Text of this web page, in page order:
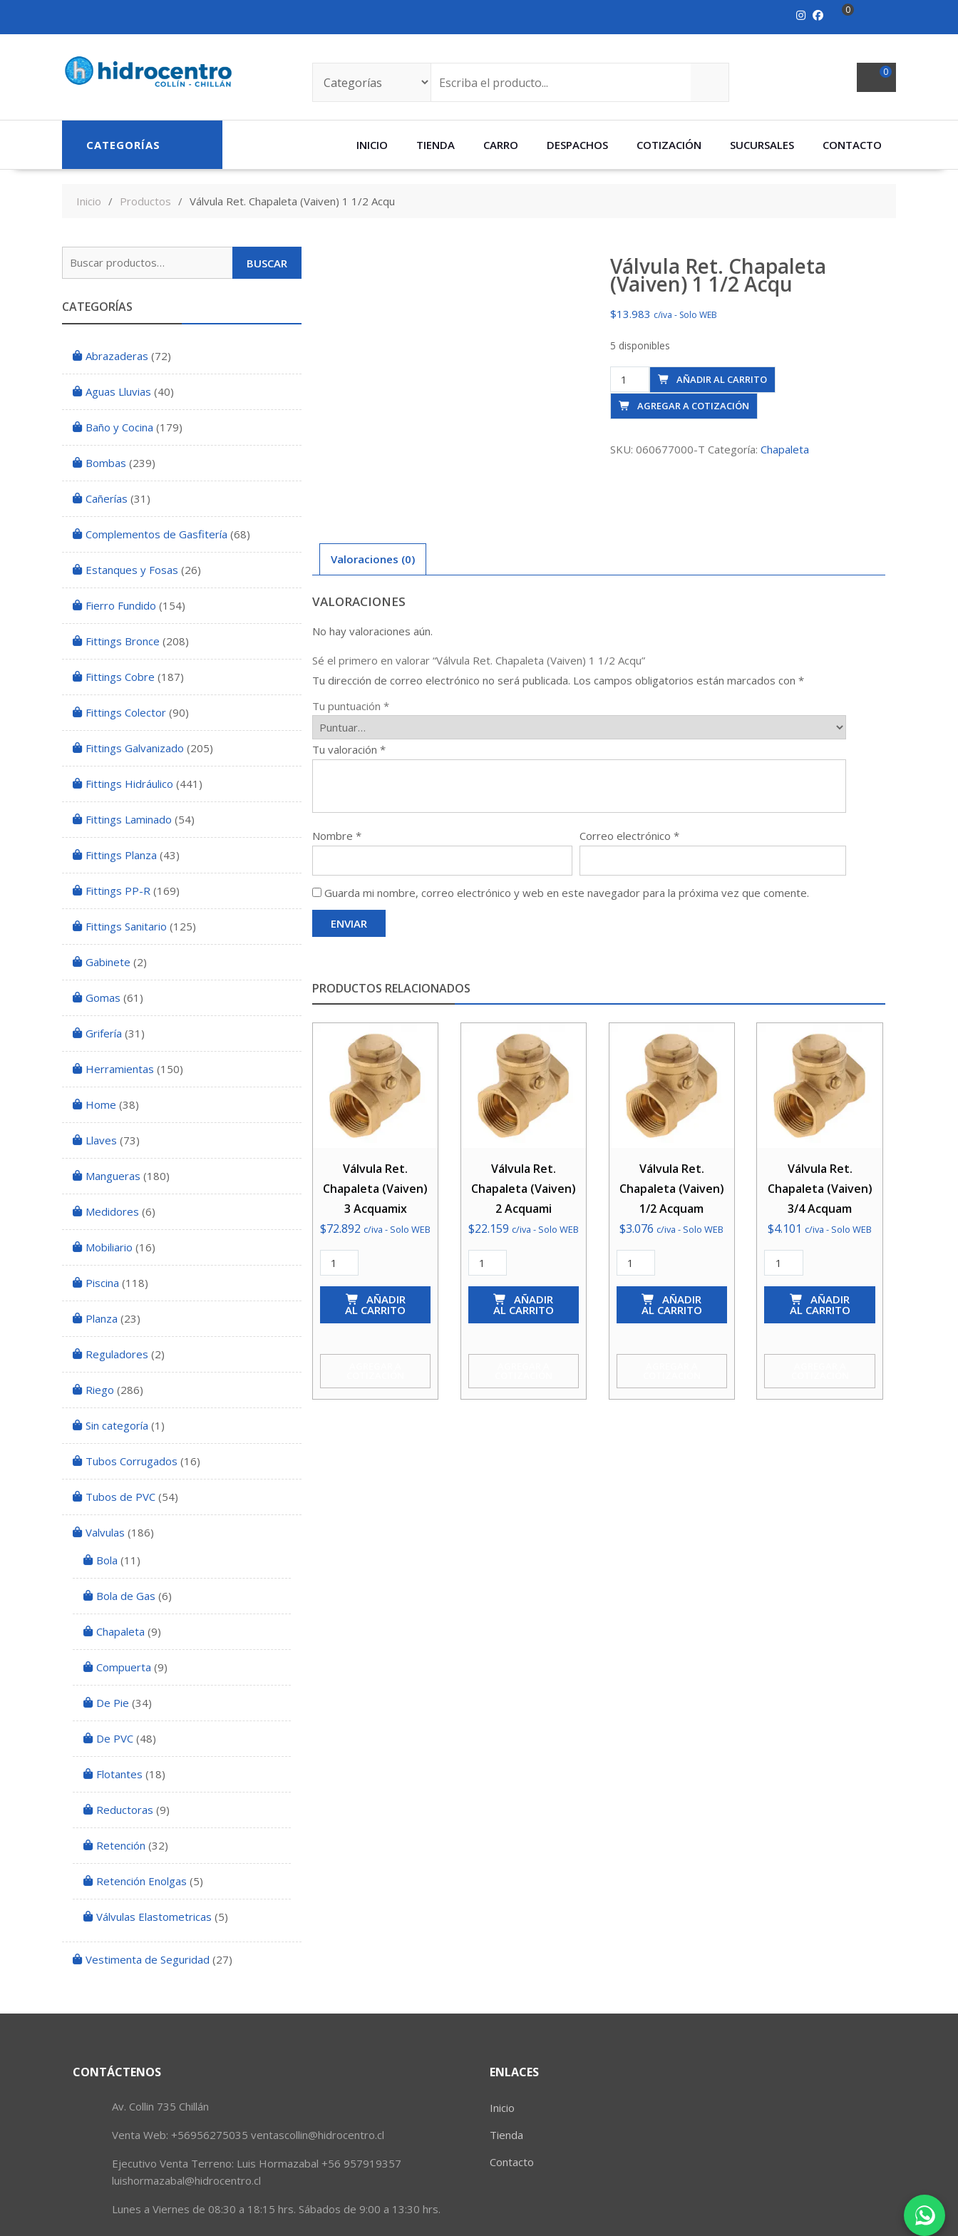
0
0
CATEGORÍAS INICIO TIENDA CARRO DESPACHOS COTIZACIÓN SUCURSALES CONTACTO
Inicio Productos Válvula Ret. Chapaleta (Vaiven) 1 1/2 Acqu
Válvula Ret. Chapaleta
(Vaiven) 1 1/2 Acqu
$13.983 c/iva - Solo WEB
5 disponibles
Válvula
Ret.
Chapaleta
1
AÑADIR AL CARRITO
AGREGAR A COTIZACIÓN
SKU:060677000-T Categoría:Chapaleta
Valoraciones (0)
VALORACIONES
No hay valoraciones aún.
Sé el primero en valorar “Válvula Ret. Chapaleta (Vaiven) 1 1/2 Acqu”
Tu dirección de correo electrónico no será publicada. Los campos obligatorios están marcados con *
Tu puntuación *
Tu valoración *
Nombre * Correo electrónico *
Guarda mi nombre, correo electrónico y web en este navegador para la próxima vez que comente.
PRODUCTOS RELACIONADOS
Válvula Ret.
Chapaleta (Vaiven)
3 Acquamix
$72.892 c/iva - Solo WEB
Válvula
Ret.
Chapaleta
Acquamix
AÑADIR
AL CARRITO
Válvula Ret.
Chapaleta (Vaiven)
2 Acquami
$22.159 c/iva - Solo WEB
Válvula
Ret.
Chapaleta
Acquami
AÑADIR
AL CARRITO
Válvula Ret.
Chapaleta (Vaiven)
1/2 Acquam
$3.076 c/iva - Solo WEB
Válvula
Ret.
Chapaleta
Acquam
AÑADIR
AL CARRITO
Válvula Ret.
Chapaleta (Vaiven)
3/4 Acquam
$4.101 c/iva - Solo WEB
Válvula
Ret.
Chapaleta
Acquam
AÑADIR
AL CARRITO
BUSCAR
CATEGORÍAS
Abrazaderas (72)
Aguas Lluvias (40)
Baño y Cocina (179)
Bombas (239)
Cañerías (31)
Complementos de Gasfitería (68)
Estanques y Fosas (26)
Fierro Fundido (154)
Fittings Bronce (208)
Fittings Cobre (187)
Fittings Colector (90)
Fittings Galvanizado (205)
Fittings Hidráulico (441)
Fittings Laminado (54)
Fittings Planza (43)
Fittings PP-R (169)
Fittings Sanitario (125)
Gabinete (2)
Gomas (61)
Grifería (31)
Herramientas (150)
Home (38)
Llaves (73)
Mangueras (180)
Medidores (6)
Mobiliario (16)
Piscina (118)
Planza (23)
Reguladores (2)
Riego (286)
Sin categoría (1)
Tubos Corrugados (16)
Tubos de PVC (54)
Valvulas (186)
Bola (11)
Bola de Gas (6)
Chapaleta (9)
Compuerta (9)
De Pie (34)
De PVC (48)
Flotantes (18)
Reductoras (9)
Retención (32)
Retención Enolgas (5)
Válvulas Elastometricas (5)
Vestimenta de Seguridad (27)
CONTÁCTENOS
Av. Collin 735 Chillán
Venta Web: +56956275035 ventascollin@hidrocentro.cl
Ejecutivo Venta Terreno: Luis Hormazabal +56 957919357
luishormazabal@hidrocentro.cl
Lunes a Viernes de 08:30 a 18:15 hrs. Sábados de 9:00 a 13:30 hrs.
ENLACES
Inicio
Tienda
Contacto